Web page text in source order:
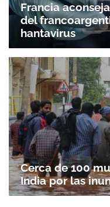
Francia
del
hantavirus
Cerca de 100
India por las